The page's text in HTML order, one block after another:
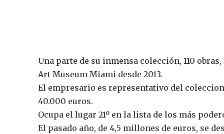
Una parte de su inmensa colección, 110
Art Museum Miami desde 2013.
El empresario es representativo del
40.000 euros.
Ocupa el lugar 21º en la lista de los más
El pasado año, de 4,5 millones de euros, se